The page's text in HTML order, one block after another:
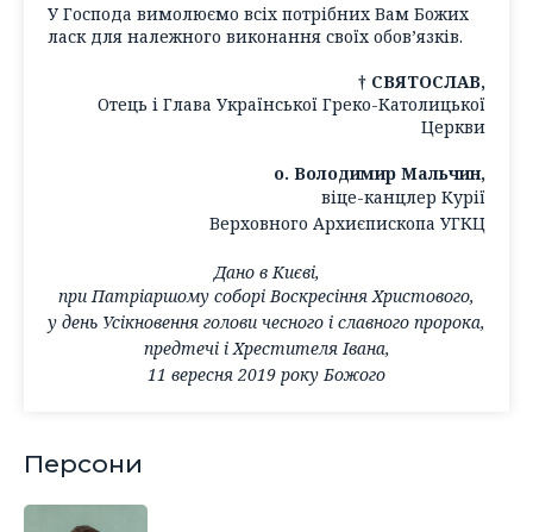
У Господа вимолюємо всіх потрібних Вам Божих
ласк для належного виконання своїх обов’язків.
† СВЯТОСЛАВ,
Отець і Глава Української Греко-Католицької
Церкви
о. Володимир Мальчин,
віце-канцлер Курії
Верховного Архиєпископа УГКЦ
Дано в Києві,
при Патріаршому соборі Воскресіння Христового,
у день Усікновення голови чесного і славного пророка,
предтечі і Хрестителя Івана,
11 вересня 2019 року Божого
Персони